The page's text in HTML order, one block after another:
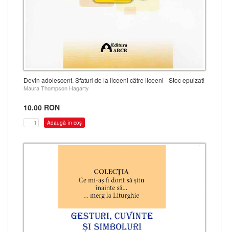
Devin adolescent. Sfaturi de la liceeni către liceeni - Stoc epuizat!
Maura Thompson Hagarty
10.00 RON